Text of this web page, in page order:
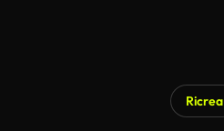
Ricrea